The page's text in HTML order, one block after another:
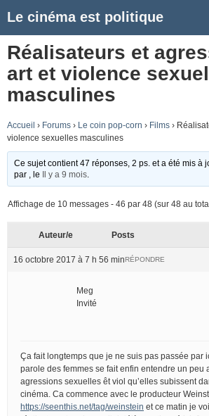
Le cinéma est politique
Réalisateurs et
art et violence
masculines
Accueil › Forums › Le coin pop-corn › Films ›
violence sexuelles masculines
Ce sujet contient 47 réponses, 2 ps. et a été mis à
par
, le Il y a 9 mois
Affichage de 10 messages - 46 par 48 (sur 48 au
Auteur/e Posts
16 octobre 2017 à 7 h 56 minRÉPONDRE
Meg
Invité
Ça fait longtemps que je ne suis pas passée par
parole des femmes se fait enfin entendre un peu
agressions sexuelles êt viol qu’elles subissent
cinéma. Ca commence avec le producteur
https://seenthis.net/tag/weinstein et ce matin je